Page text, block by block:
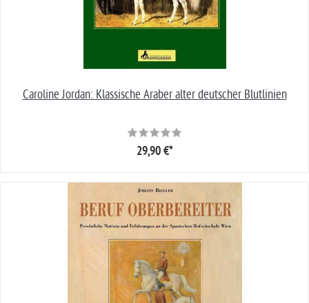
Caroline Jordan: Klassische Araber alter deutscher Blutlinien
29,90 €*